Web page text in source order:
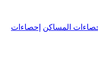
المساكن إحصاءات